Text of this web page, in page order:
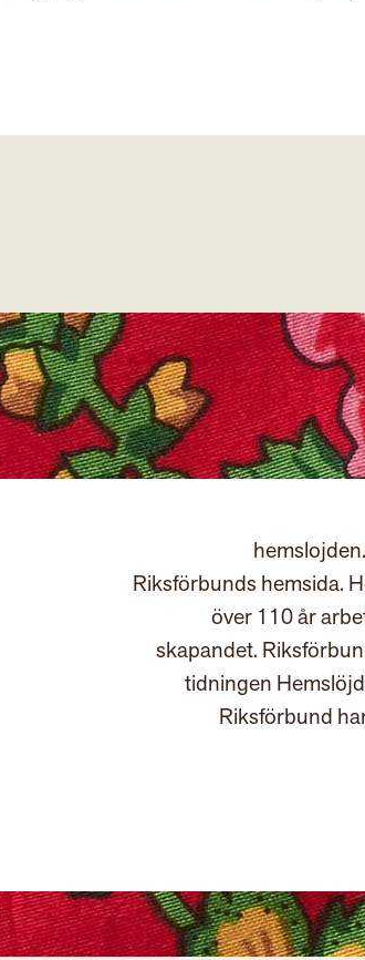
Riksförbunds hemsida.
över 110 år
skapandet.
tidningen
Riksförbund